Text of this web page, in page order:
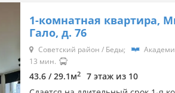
1-комнатная квартира,
Гало, д. 76
Советский район / Беды;
13 мин.
43.6 / 29.1м2
7 этаж из 10